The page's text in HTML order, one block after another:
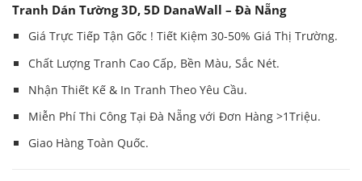
Tranh Dán Tường 3D, 5D DanaWall – Đà Nẵng
Giá Trực Tiếp Tận Gốc ! Tiết Kiệm 30-50% Giá Thị Trường.
Chất Lượng Tranh Cao Cấp, Bền Màu, Sắc Nét.
Nhận Thiết Kế & InTranh Theo Yêu Cầu.
Miễn Phí Thi Công Tại Đà Nẵng với Đơn Hàng >1Triệu.
Giao Hàng Toàn Quốc.